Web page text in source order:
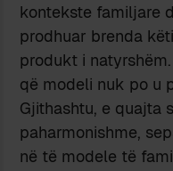
kontekste familjare
prodhuar brenda
produkt i
që modeli nuk po u
Gjithashtu, e quajta
paharmonishme,
në të modele të